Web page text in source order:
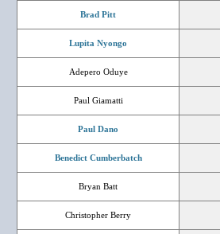
Brad Pitt
Lupita Nyongo
Adepero Oduye
Paul Giamatti
Paul Dano
Benedict Cumberbatch
Bryan Batt
Christopher Berry